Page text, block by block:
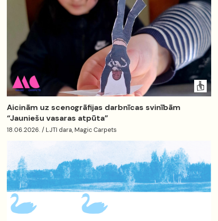
Aicinām uz scenogrāfijas darbnīcas svinībām
“Jauniešu vasaras atpūta”
18.06.2026. / LJTI dara, Magic Carpets